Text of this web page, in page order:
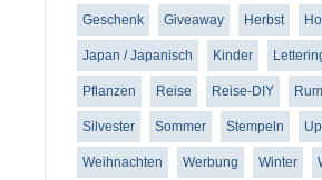
Geschenk Giveaway Herbst
Japan / Japanisch Kinder
Pflanzen Reise Reise-DIY
Silvester Sommer Stempeln
Weihnachten Werbung Winter